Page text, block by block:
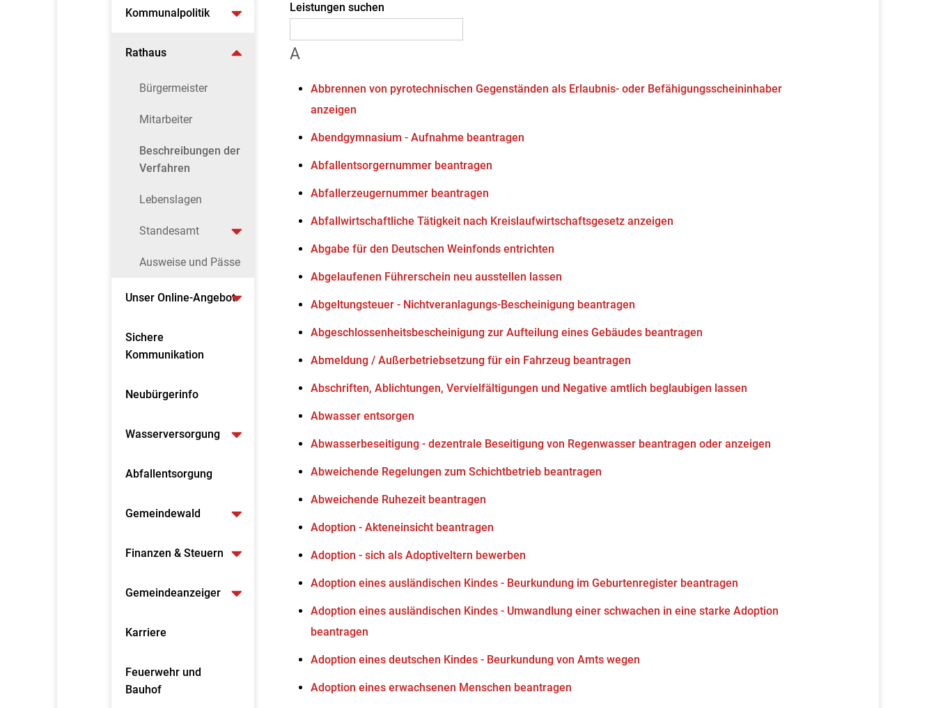
Kommunalpolitik
Rathaus
Bürgermeister
Mitarbeiter
Beschreibungen der
Verfahren
Lebenslagen
Standesamt
Ausweise und Pässe
Unser Online-Angebot
Sichere
Kommunikation
Neubürgerinfo
Wasserversorgung
Abfallentsorgung
Gemeindewald
Finanzen & Steuern
Gemeindeanzeiger
Karriere
Feuerwehr und
Bauhof
Leistungen suchen
A
Abbrennen von pyrotechnischen Gegenständen als Erlaubnis- oder Befähigungsscheininhaber
anzeigen
Abendgymnasium - Aufnahme beantragen
Abfallentsorgernummer beantragen
Abfallerzeugernummer beantragen
Abfallwirtschaftliche Tätigkeit nach Kreislaufwirtschaftsgesetz anzeigen
Abgabe für den Deutschen Weinfonds entrichten
Abgelaufenen Führerschein neu ausstellen lassen
Abgeltungsteuer - Nichtveranlagungs-Bescheinigung beantragen
Abgeschlossenheitsbescheinigung zur Aufteilung eines Gebäudes beantragen
Abmeldung / Außerbetriebsetzung für ein Fahrzeug beantragen
Abschriften, Ablichtungen, Vervielfältigungen und Negative amtlich beglaubigen lassen
Abwasser entsorgen
Abwasserbeseitigung - dezentrale Beseitigung von Regenwasser beantragen oder anzeigen
Abweichende Regelungen zum Schichtbetrieb beantragen
Abweichende Ruhezeit beantragen
Adoption - Akteneinsicht beantragen
Adoption - sich als Adoptiveltern bewerben
Adoption eines ausländischen Kindes - Beurkundung im Geburtenregister beantragen
Adoption eines ausländischen Kindes - Umwandlung einer schwachen in eine starke Adoption
beantragen
Adoption eines deutschen Kindes - Beurkundung von Amts wegen
Adoption eines erwachsenen Menschen beantragen